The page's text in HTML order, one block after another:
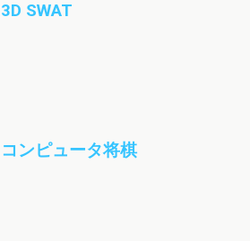
3D SWAT
コンピュータ将棋